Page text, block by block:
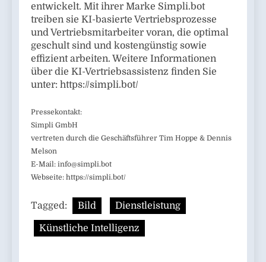
entwickelt. Mit ihrer Marke Simpli.bot
treiben sie KI-basierte Vertriebsprozesse
und Vertriebsmitarbeiter voran, die optimal
geschult sind und kostengünstig sowie
effizient arbeiten. Weitere Informationen
über die KI-Vertriebsassistenz finden Sie
unter: https://simpli.bot/
Pressekontakt:
Simpli GmbH
vertreten durch die Geschäftsführer Tim Hoppe & Dennis
Melson
E-Mail: info@simpli.bot
Webseite: https://simpli.bot/
Tagged: Bild Dienstleistung
Künstliche Intelligenz